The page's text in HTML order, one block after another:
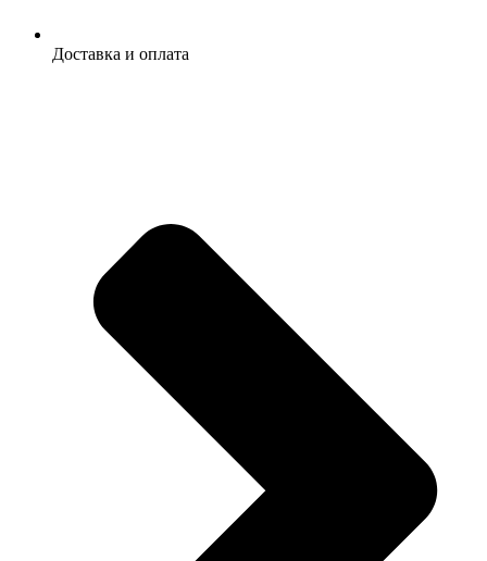
Доставка и оплата